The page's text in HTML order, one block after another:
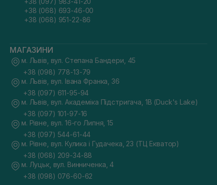
+38 (068) 693-46-00
+38 (068) 951-22-86
МАГАЗИНИ
м. Львів, вул. Степана Бандери, 45
+38 (098) 778-13-79
м. Львів, вул. Івана Франка, 36
+38 (097) 611-95-94
м. Львів, вул. Академіка Підстригача, 1В (Duck's Lake)
+38 (097) 101-97-16
м. Рівне, вул. 16-го Липня, 15
+38 (097) 544-61-44
м. Рівне, вул. Кулика і Гудачека, 23 (ТЦ Екватор)
+38 (068) 209-34-88
м. Луцьк, вул. Винниченка, 4
+38 (098) 076-60-62